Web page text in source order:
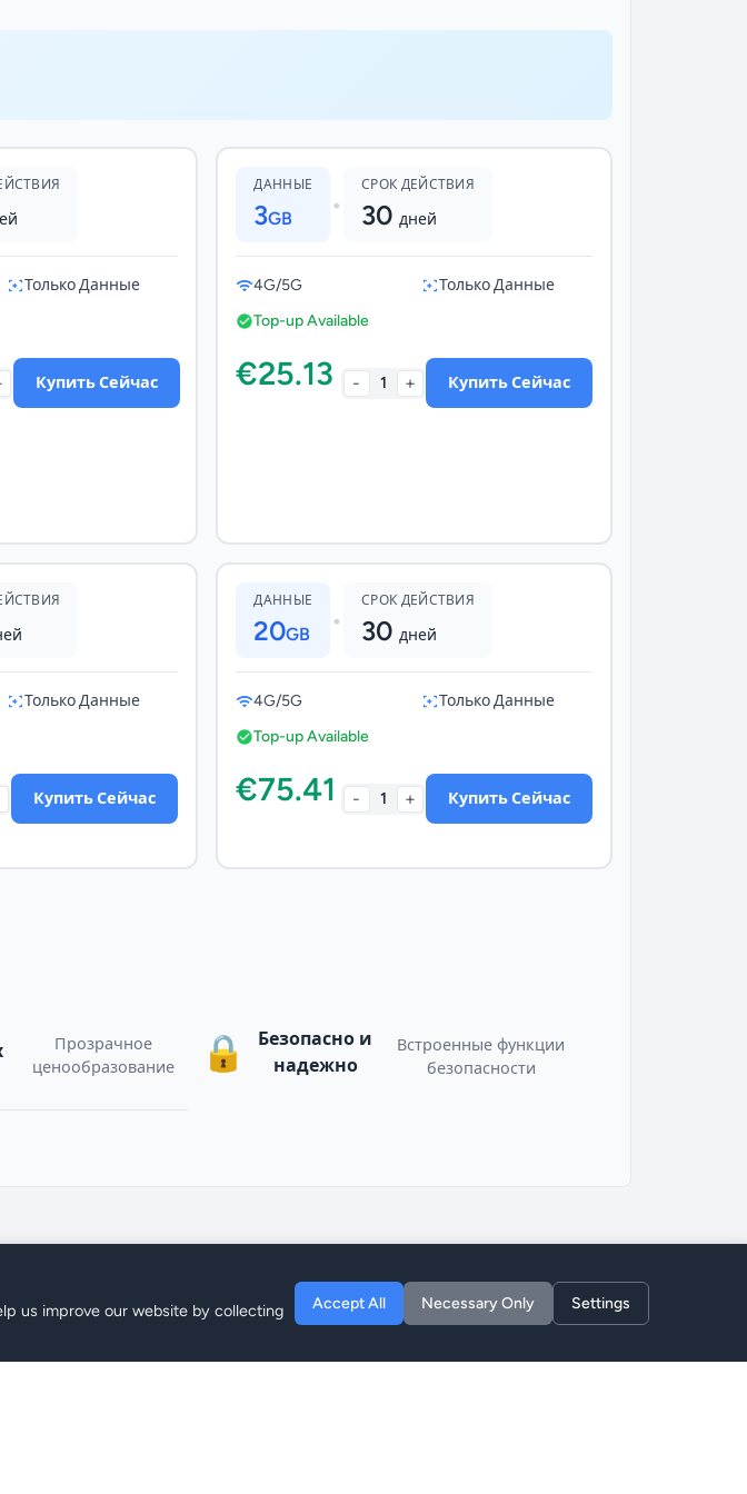
Только Данные
Купить Сейчас
ДАННЫЕ
3GB •
СРОК ДЕЙСТВИЯ
30дней
4G/5G
Только Данные
Top-up Available
€25.13 - 1 + Купить Сейчас
Только Данные
Купить Сейчас
ДАННЫЕ
20GB •
СРОК ДЕЙСТВИЯ
30дней
4G/5G
Только Данные
Top-up Available
€75.41 - 1 + Купить Сейчас
Прозрачное
ценообразование
🔒
Безопасно и
надежно
Встроенные функции
безопасности
us improve our website by collecting
Accept All Necessary Only Settings